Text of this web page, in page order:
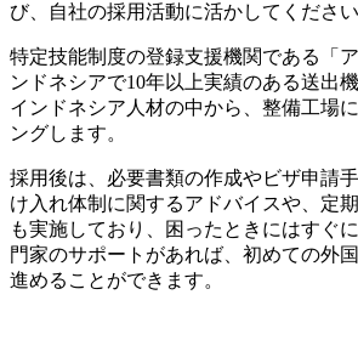
び、自社の採用活動に活かしてください
特定技能制度の登録支援機関である「
ンドネシアで10年以上実績のある送出
インドネシア人材の中から、整備工場
ングします。
採用後は、必要書類の作成やビザ申請
け入れ体制に関するアドバイスや、定
も実施しており、困ったときにはすぐ
門家のサポートがあれば、初めての外
進めることができます。